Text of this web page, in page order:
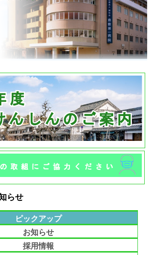
らせ
ピックアップ
お知らせ
採用情報